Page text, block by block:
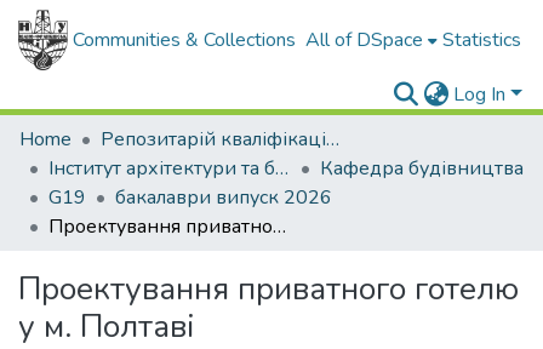
Communities & Collections All of DSpace Statistics
Log In
Home
Репозитарій кваліфікаційних робіт здобувачів вищої освіти
Інститут архітектури та будівництва "ІФНТУНГ-ДонНАБА"
Кафедра будівництва
G19
бакалаври випуск 2026
Проектування приватного готелю у м. Полтаві
Проектування приватного готелю
у м. Полтаві